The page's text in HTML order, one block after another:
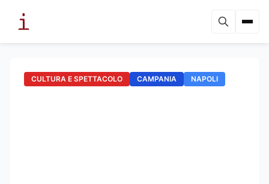
CULTURA E SPETTACOLO CAMPANIA NAPOLI